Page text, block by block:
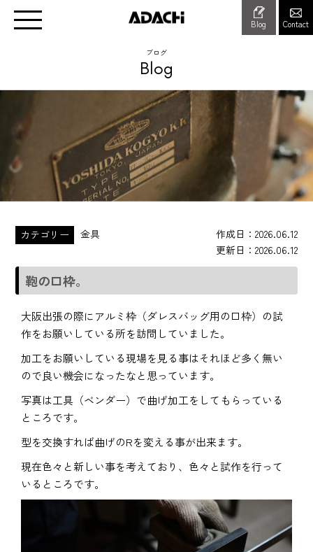
Blog Contact
ブログ
Blog
カテゴリー 金具 作成日
2026.06.12
更新日
2026.06.12
鞄の口枠。
大阪出張の際にアルミ枠（ダレスバッグ用の口枠）の試
作をお願いしている所を訪問していました。
加工をお願いしている現場を見る事はそれほど多く無い
ので良い機会になったなと思っています。
写真は工具（ベンダー）で曲げ加工をしてもらっている
ところです。
型を交換すれば曲げのRを変える事が出来ます。
現在色々と新しい事を考えており、色々と試作を行って
いるところです。